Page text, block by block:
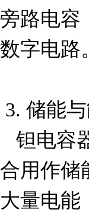
旁路电容
数字电路
合用作储
大量电能